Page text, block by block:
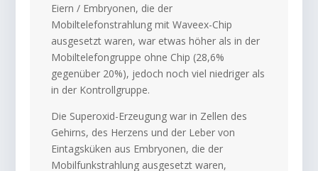
Eiern / Embryonen, die der
Mobiltelefonstrahlung mit Waveex-Chip
ausgesetzt waren, war etwas höher als in der
Mobiltelefongruppe ohne Chip (28,6%
gegenüber 20%), jedoch noch viel niedriger als
in der Kontrollgruppe.
Die Superoxid-Erzeugung war in Zellen des
Gehirns, des Herzens und der Leber von
Eintagsküken aus Embryonen, die der
Mobilfunkstrahlung ausgesetzt waren,